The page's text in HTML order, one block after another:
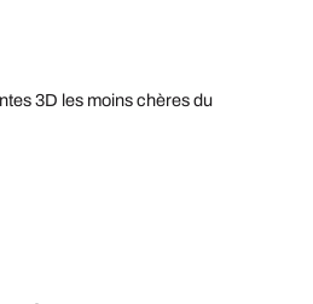
3D les moins chères du